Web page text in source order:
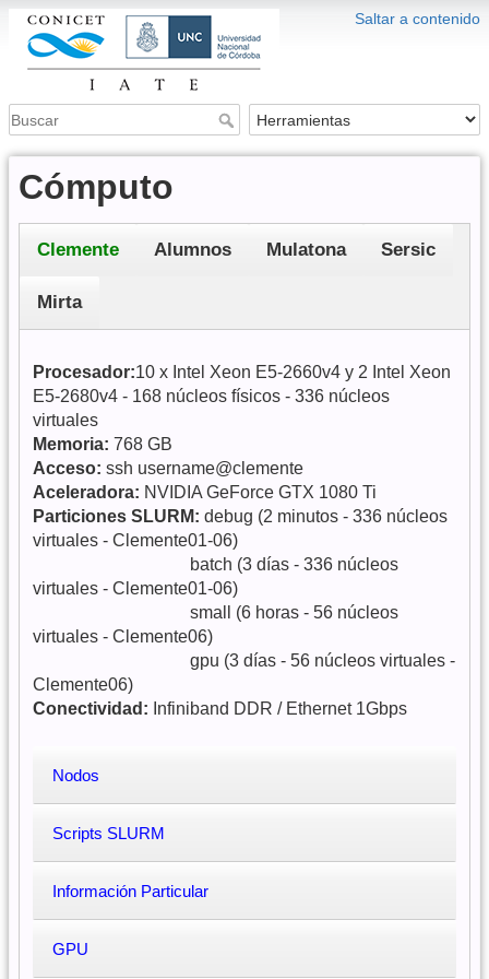
Saltar a contenido
Cómputo
Clemente Alumnos Mulatona Sersic
Mirta
Procesador:10 x Intel Xeon E5-2660v4 y 2 Intel Xeon
E5-2680v4 - 168 núcleos físicos - 336 núcleos
virtuales
Memoria: 768 GB
Acceso: ssh username@clemente
Aceleradora: NVIDIA GeForce GTX 1080 Ti
Particiones SLURM: debug (2 minutos - 336 núcleos
virtuales - Clemente01-06)
batch (3 días - 336 núcleos
virtuales - Clemente01-06)
small (6 horas - 56 núcleos
virtuales - Clemente06)
gpu (3 días - 56 núcleos virtuales -
Clemente06)
Conectividad: Infiniband DDR / Ethernet 1Gbps
Nodos
Scripts SLURM
Información Particular
GPU